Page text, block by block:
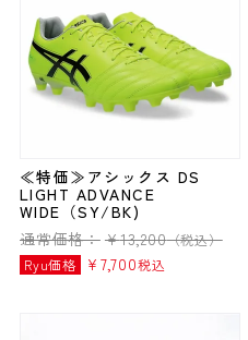
≪特価≫アシックス DS
LIGHT ADVANCE
WIDE（SY/BK)
通常価格： ¥13,200（税込）
Ryu価格
¥ 7,700税込